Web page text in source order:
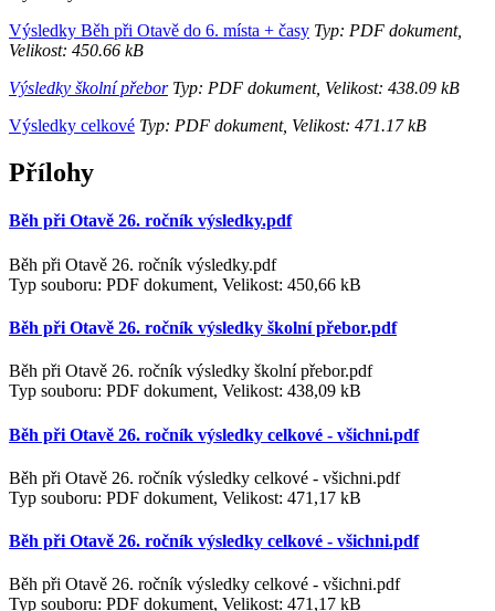
Výsledky Běh při Otavě do 6. místa + časy Typ: PDF dokument,
Velikost: 450.66 kB
Výsledky školní přeborTyp: PDF dokument, Velikost: 438.09 kB
Výsledky celkové Typ: PDF dokument, Velikost: 471.17 kB
Přílohy
Běh při Otavě 26. ročník výsledky.pdf
Běh při Otavě 26. ročník výsledky.pdf
Typ souboru: PDF dokument, Velikost: 450,66 kB
Běh při Otavě 26. ročník výsledky školní přebor.pdf
Běh při Otavě 26. ročník výsledky školní přebor.pdf
Typ souboru: PDF dokument, Velikost: 438,09 kB
Běh při Otavě 26. ročník výsledky celkové - všichni.pdf
Běh při Otavě 26. ročník výsledky celkové - všichni.pdf
Typ souboru: PDF dokument, Velikost: 471,17 kB
Běh při Otavě 26. ročník výsledky celkové - všichni.pdf
Běh při Otavě 26. ročník výsledky celkové - všichni.pdf
Typ souboru: PDF dokument, Velikost: 471,17 kB